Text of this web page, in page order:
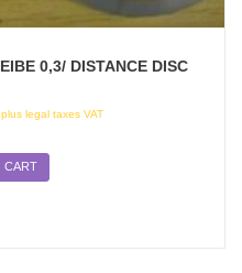
0,3/ DISTANCE DISC
legal taxes VAT
CART